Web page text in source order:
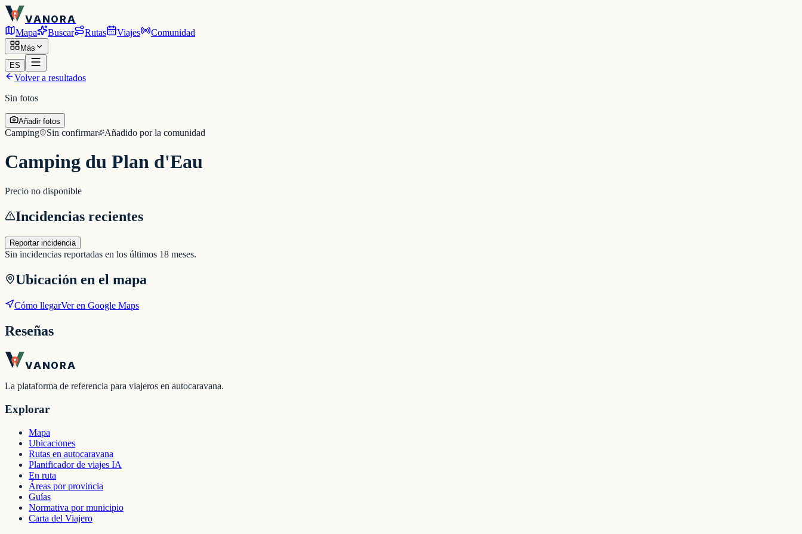
VANORA
Mapa Buscar Rutas Viajes Comunidad
Más
ES
Volver a resultados
Sin fotos
Añadir fotos
Camping Sin confirmar Añadido por la comunidad
Camping du Plan d'Eau
Precio no disponible
Incidencias recientes
Reportar incidencia
Sin incidencias reportadas en los últimos 18 meses.
Ubicación en el mapa
Cómo llegarVer en Google Maps
Reseñas
VANORA
La plataforma de referencia para viajeros en autocaravana.
Explorar
Mapa
Ubicaciones
Rutas en autocaravana
Planificador de viajes IA
En ruta
Áreas por provincia
Guías
Normativa por municipio
Carta del Viajero